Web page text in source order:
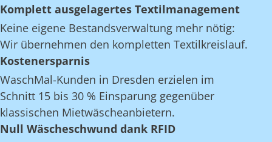
Komplett ausgelagertes Textilmanagement
Keine eigene Bestandsverwaltung mehr nötig:
Wir übernehmen den kompletten Textilkreislauf.
Kostenersparnis
WaschMal-Kunden in Dresden erzielen im
Schnitt 15 bis 30 % Einsparung gegenüber
klassischen Mietwäscheanbietern.
Null Wäscheschwund dank RFID